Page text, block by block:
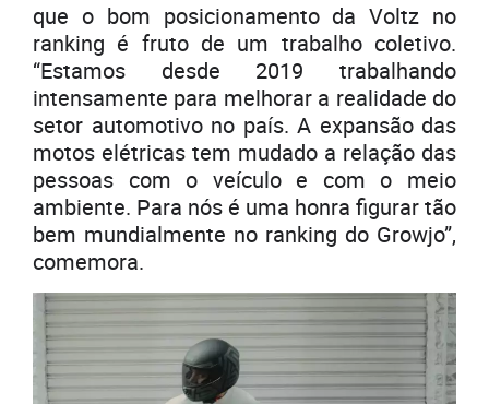
que o bom posicionamento da Voltz no
ranking é fruto de um trabalho coletivo.
“Estamos desde 2019 trabalhando
intensamente para melhorar a realidade do
setor automotivo no país. A expansão das
motos elétricas tem mudado a relação das
pessoas com o veículo e com o meio
ambiente. Para nós é uma honra figurar tão
bem mundialmente no ranking do Growjo”,
comemora.